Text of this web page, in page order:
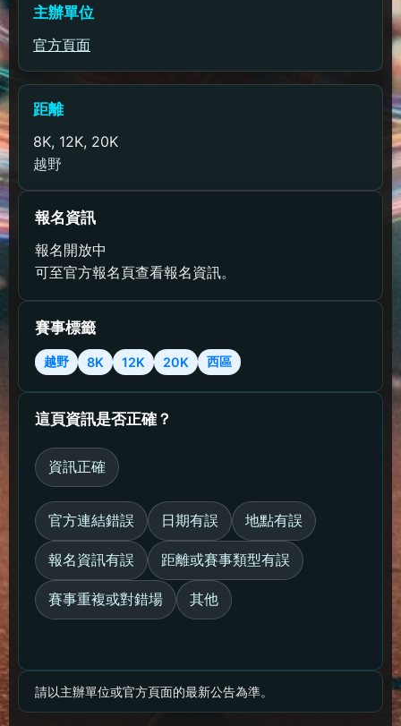
主辦單位
官方頁面
距離
8K, 12K, 20K
越野
報名資訊
報名開放中
可至官方報名頁查看報名資訊。
賽事標籤
越野 8K 12K 20K 西區
這頁資訊是否正確？
資訊正確
官方連結錯誤 日期有誤 地點有誤
報名資訊有誤 距離或賽事類型有誤
賽事重複或對錯場 其他
請以主辦單位或官方頁面的最新公告為準。